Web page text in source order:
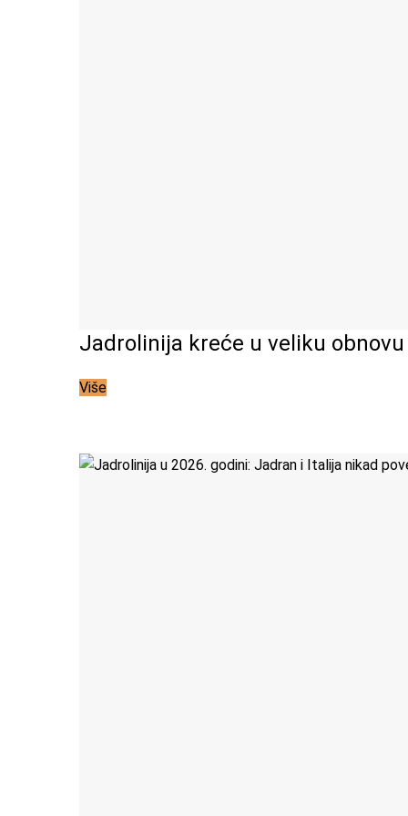
Jadrolinija kreće u veliku
Više